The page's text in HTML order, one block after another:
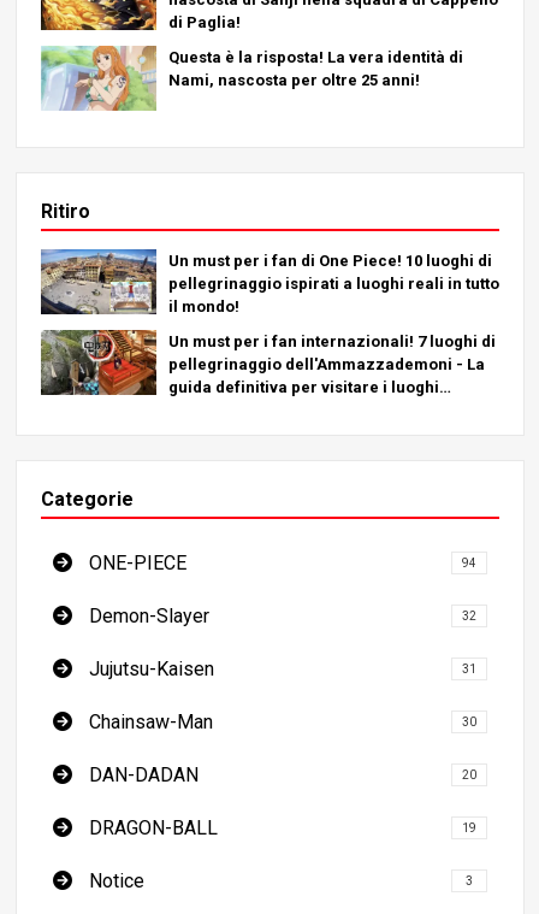
di Paglia!
Questa è la risposta! La vera identità di
Nami, nascosta per oltre 25 anni!
Ritiro
Un must per i fan di One Piece! 10 luoghi di
pellegrinaggio ispirati a luoghi reali in tutto
il mondo!
Un must per i fan internazionali! 7 luoghi di
pellegrinaggio dell'Ammazzademoni - La
guida definitiva per visitare i luoghi
Categorie
ONE-PIECE 94
Demon-Slayer 32
Jujutsu-Kaisen 31
Chainsaw-Man 30
DAN-DADAN 20
DRAGON-BALL 19
Notice 3